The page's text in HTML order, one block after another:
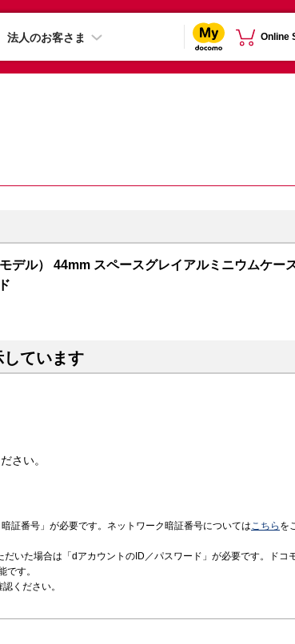
法人のお客さま Online
ル） 44mm スペースグレイアルミニウムケー
ています
さい。
証番号」が必要です。ネットワーク暗証番号についてはこちら を
いた場合は「dアカウントのID／パスワード」が必要です。ドコ
す。
認ください。